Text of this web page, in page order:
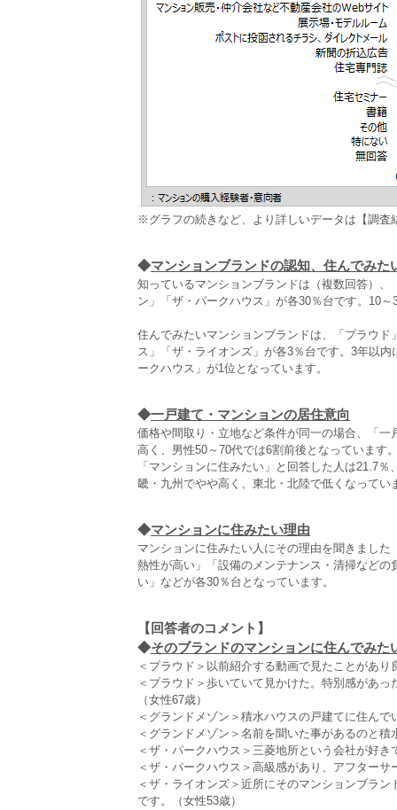
※グラフの続きなど、より詳しいデータは【調査
◆マンションブランドの認知、住んでみた
知っているマンションブランドは（複数回答）
ン」「ザ・パークハウス」が各30％台です。10
住んでみたいマンションブランドは、「プラウ
ス」「ザ・ライオンズ」が各3％台です。3年以
ークハウス」が1位となっています。
◆一戸建て・マンションの居住意向
価格や間取り・立地など条件が同一の場合、「
高く、男性50～70代では6割前後となっています
「マンションに住みたい」と回答した人は21.7
畿・九州でやや高く、東北・北陸で低くなってい
◆マンションに住みたい理由
マンションに住みたい人にその理由を聞きまし
熱性が高い」「設備のメンテナンス・清掃など
い」などが各30％台となっています。
【回答者のコメント】
◆そのブランドのマンションに住んでみた
＜プラウド＞以前紹介する動画で見たことがあ
＜プラウド＞歩いていて見かけた。特別感があ
（女性67歳）
＜グランドメゾン＞積水ハウスの戸建てに住ん
＜グランドメゾン＞名前を聞いた事があるのと
＜ザ・パークハウス＞三菱地所という会社が好
＜ザ・パークハウス＞高級感があり、アフター
＜ザ・ライオンズ＞近所にそのマンションブラ
です。（女性53歳）